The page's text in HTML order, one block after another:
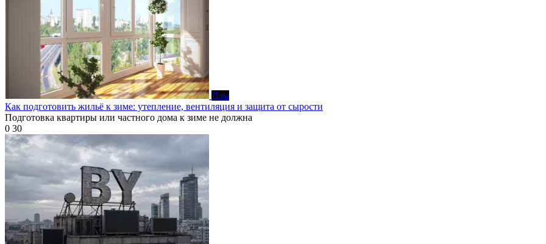
Дом
Как подготовить жильё к зиме: утепление, вентиляция и защита от сырости
Подготовка квартиры или частного дома к зиме не должна
0 30